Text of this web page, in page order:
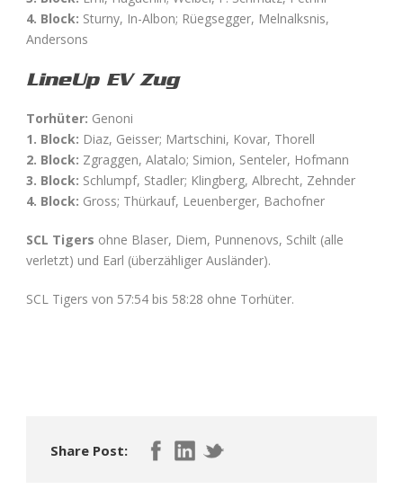
4. Block: Sturny, In-Albon; Rüegsegger, Melnalksnis,
Andersons
LineUp EV Zug
Torhüter: Genoni
1. Block: Diaz, Geisser; Martschini, Kovar, Thorell
2. Block: Zgraggen, Alatalo; Simion, Senteler, Hofmann
3. Block: Schlumpf, Stadler; Klingberg, Albrecht, Zehnder
4. Block: Gross; Thürkauf, Leuenberger, Bachofner
SCL Tigers ohne Blaser, Diem, Punnenovs, Schilt (alle
verletzt) und Earl (überzähliger Ausländer).
SCL Tigers von 57:54 bis 58:28 ohne Torhüter.
Share Post: